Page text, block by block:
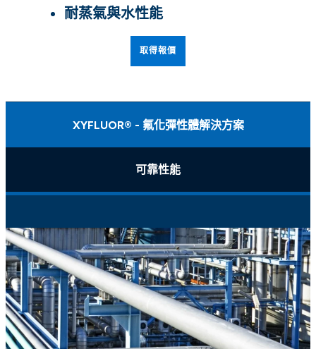
耐蒸氣與水性能
取得報價
XYFLUOR® - 氟化彈性體解決方案
可靠性能